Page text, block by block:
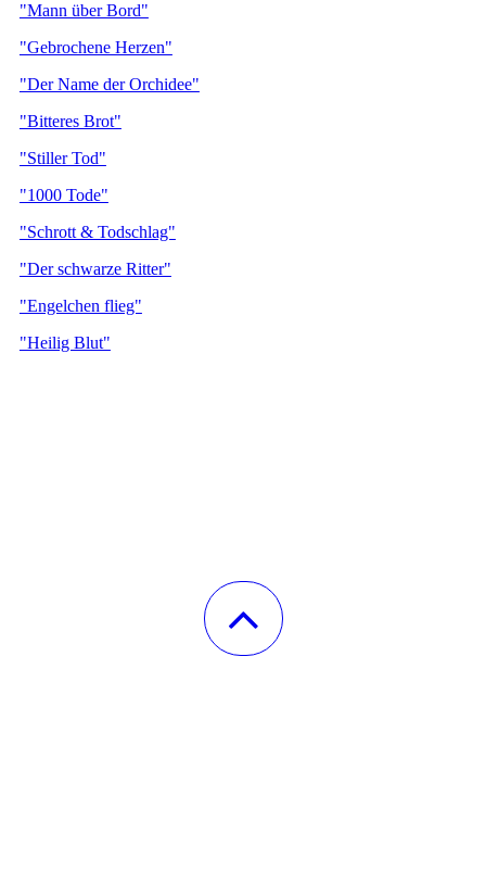
"Mann über Bord"
"Gebrochene Herzen"
"Der Name der Orchidee"
"Bitteres Brot"
"Stiller Tod"
"1000 Tode"
"Schrott & Todschlag"
"Der schwarze Ritter"
"Engelchen flieg"
"Heilig Blut"